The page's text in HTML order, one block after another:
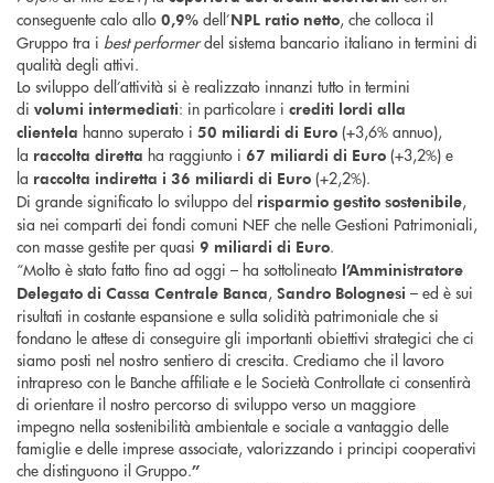
conseguente calo allo 0,9% dell’NPL ratio netto, che colloca il
Gruppo tra i best performerdel sistema bancario italiano in termini di
qualità degli attivi.
Lo sviluppo dell’attività si è realizzato innanzi tutto in termini
di volumi intermediati: in particolare i crediti lordi alla
clientela hanno superato i 50 miliardi di Euro (+3,6% annuo),
la raccolta diretta ha raggiunto i 67 miliardi di Euro (+3,2%) e
la raccolta indiretta i 36 miliardi di Euro (+2,2%).
Di grande significato lo sviluppo del risparmio gestito sostenibile,
sia nei comparti dei fondi comuni NEF che nelle Gestioni Patrimoniali,
con masse gestite per quasi 9 miliardi di Euro.
“Molto è stato fatto fino ad oggi – ha sottolineato l’Amministratore
Delegato di Cassa Centrale Banca, Sandro Bolognesi – ed è sui
risultati in costante espansione e sulla solidità patrimoniale che si
fondano le attese di conseguire gli importanti obiettivi strategici che ci
siamo posti nel nostro sentiero di crescita. Crediamo che il lavoro
intrapreso con le Banche affiliate e le Società Controllate ci consentirà
di orientare il nostro percorso di sviluppo verso un maggiore
impegno nella sostenibilità ambientale e sociale a vantaggio delle
famiglie e delle imprese associate, valorizzando i principi cooperativi
che distinguono il Gruppo.”